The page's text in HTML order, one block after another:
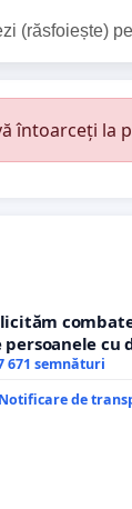
(răsfoiește)
întoarceți la
persoanele cu
671 semnături
Notificare de